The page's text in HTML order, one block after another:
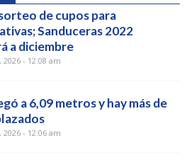
de cupos para
Sanduceras 2022
a diciembre
2026 - 12:08 am
a 6,09 metros y hay más de
2026 - 12:06 am